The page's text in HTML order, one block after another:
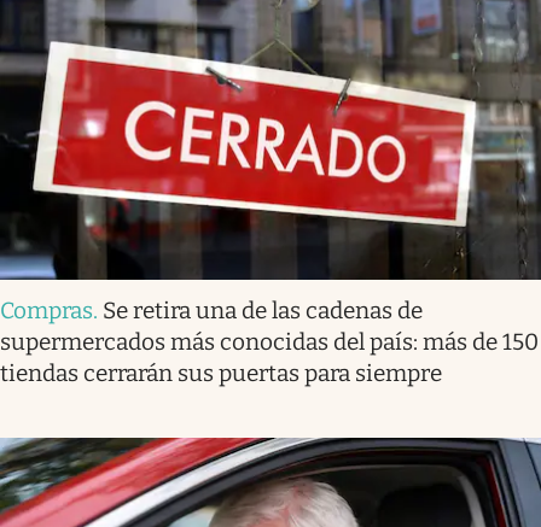
Compras. Se retira una de las cadenas de
supermercados más conocidas del país: más de 150
tiendas cerrarán sus puertas para siempre